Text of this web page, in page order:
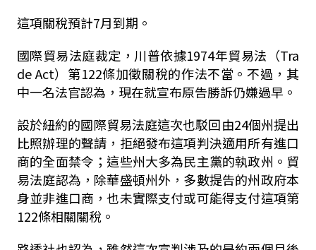
這項關稅預計7月到期。
國際貿易法庭裁定，川普依據1974年貿易法（Tra
de Act）第122條加徵關稅的作法不當。不過，其
中一名法官認為，現在就宣布原告勝訴仍嫌過早。
設於紐約的國際貿易法庭這次也駁回由24個州提出
比照辦理的聲請，拒絕發布這項判決適用所有進口
商的全面禁令；這些州大多為民主黨的執政州。貿
易法庭認為，除華盛頓州外，多數提告的州政府本
身並非進口商，也未實際支付或可能得支付這項第
122條相關關稅。